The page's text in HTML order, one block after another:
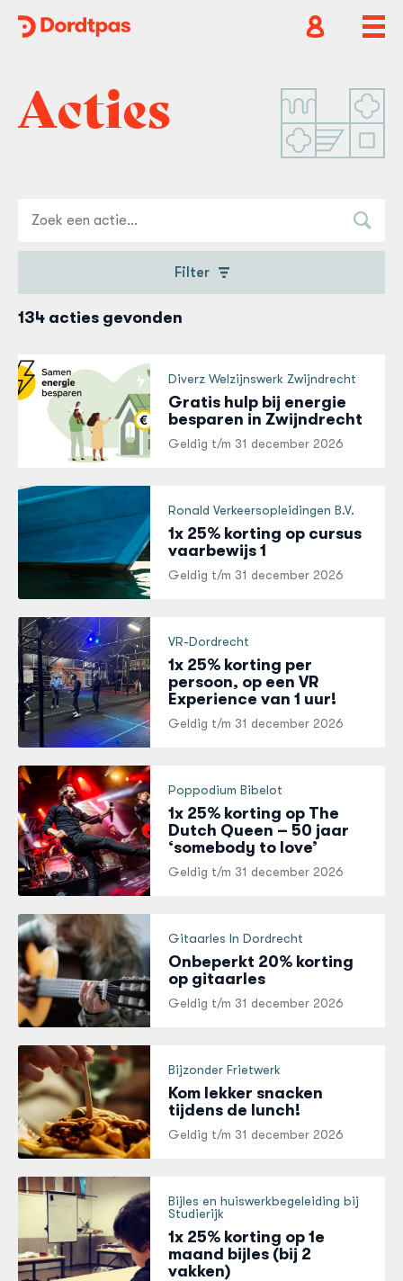
Dordtpas
Acties
Filter
134 acties gevonden
Diverz Welzijnswerk Zwijndrecht
Gratis hulp bij energie
besparen in Zwijndrecht
Geldig t/m 31 december 2026
Ronald Verkeersopleidingen B.V.
1x 25% korting op cursus
vaarbewijs 1
Geldig t/m 31 december 2026
VR-Dordrecht
1x 25% korting per
persoon, op een VR
Experience van 1 uur!
Geldig t/m 31 december 2026
Poppodium Bibelot
1x 25% korting op The
Dutch Queen – 50 jaar
‘somebody to love’
Geldig t/m 31 december 2026
Gitaarles In Dordrecht
Onbeperkt 20% korting
op gitaarles
Geldig t/m 31 december 2026
Bijzonder Frietwerk
Kom lekker snacken
tijdens de lunch!
Geldig t/m 31 december 2026
Bijles en huiswerkbegeleiding bij
Studierijk
1x 25% korting op 1e
maand bijles (bij 2
vakken)